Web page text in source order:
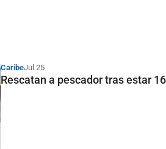
CaribeJul 25
Rescatan a pescador tras estar